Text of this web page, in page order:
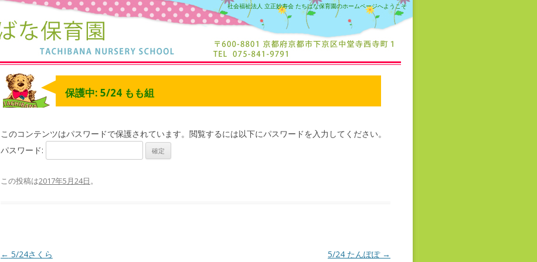
社会福祉法人 立正妙寿会 たちばな保育園のホームページへようこそ
保護中: 5/24 もも組
このコンテンツはパスワードで保護されています。閲覧するには以下にパスワードを入力してください。
パスワード:
この投稿は2017年5月24日。
← 5/24さくら 5/24 たんぽぽ →